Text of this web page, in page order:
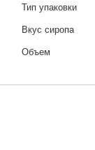
Тип упаковки
Вкус сиропа
Объем